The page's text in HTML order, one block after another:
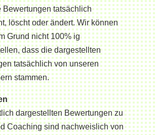
Bewertungen tatsächlich
löscht oder ändert. Wir können
Grund nicht 100% ig
dass die dargestellten
tatsächlich von unseren
stammen.
dargestellten Bewertungen zu
Coaching sind nachweislich von